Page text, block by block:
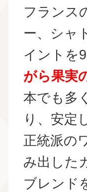
フランス
ー、シャ
イントを
がら果実
本でも多
り、安定
正統派の
み出した
ブレンド